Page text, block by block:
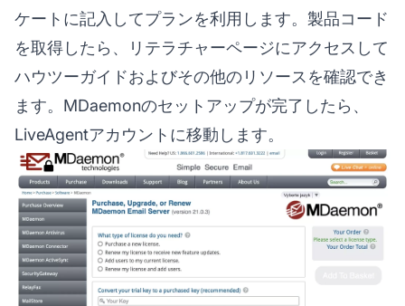
ケートに記入してプランを利用します。製品コード
を取得したら、リテラチャーページにアクセスして
ハウツーガイドおよびその他のリソースを確認でき
ます。MDaemonのセットアップが完了したら、
LiveAgentアカウントに移動します。